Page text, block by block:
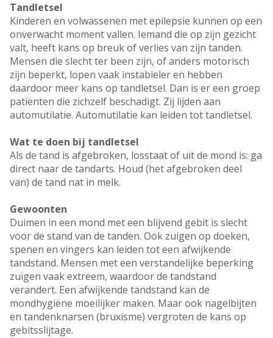
Tandletsel
Kinderen en volwassenen met epilepsie kunnen op een
onverwacht moment vallen. Iemand die op zijn gezicht
valt, heeft kans op breuk of verlies van zijn tanden.
Mensen die slecht ter been zijn, of anders motorisch
zijn beperkt, lopen vaak instabieler en hebben
daardoor meer kans op tandletsel. Dan is er een groep
patiënten die zichzelf beschadigt. Zij lijden aan
automutilatie. Automutilatie kan leiden tot tandletsel.
Wat te doen bij tandletsel
Als de tand is afgebroken, losstaat of uit de mond is: ga
direct naar de tandarts. Houd (het afgebroken deel
van) de tand nat in melk.
Gewoonten
Duimen in een mond met een blijvend gebit is slecht
voor de stand van de tanden. Ook zuigen op doeken,
spenen en vingers kan leiden tot een afwijkende
tandstand. Mensen met een verstandelijke beperking
zuigen vaak extreem, waardoor de tandstand
verandert. Een afwijkende tandstand kan de
mondhygiëne moeilijker maken. Maar ook nagelbijten
en tandenknarsen (bruxisme) vergroten de kans op
gebitsslijtage.